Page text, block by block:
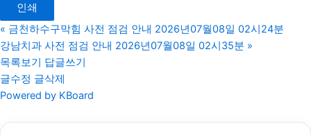
애견파양
마약전문변호사
인쇄
« 금천하수구막힘 사전 점검 안내 2026년07월08일 02시24분
강남치과 사전 점검 안내 2026년07월08일 02시35분 »
목록보기
답글쓰기
글수정 글삭제
Powered by KBoard